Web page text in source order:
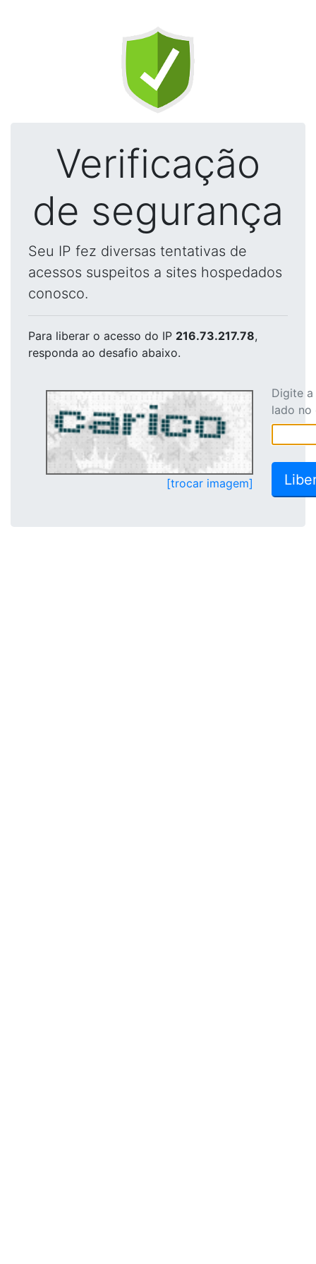
Verificação
de segurança
Seu IP fez diversas tentativas de
acessos suspeitos a sites hospedados
conosco.
Para liberar o acesso do IP 216.73.217.78,
responda ao desafio abaixo.
[trocar imagem]
Digite
lado no